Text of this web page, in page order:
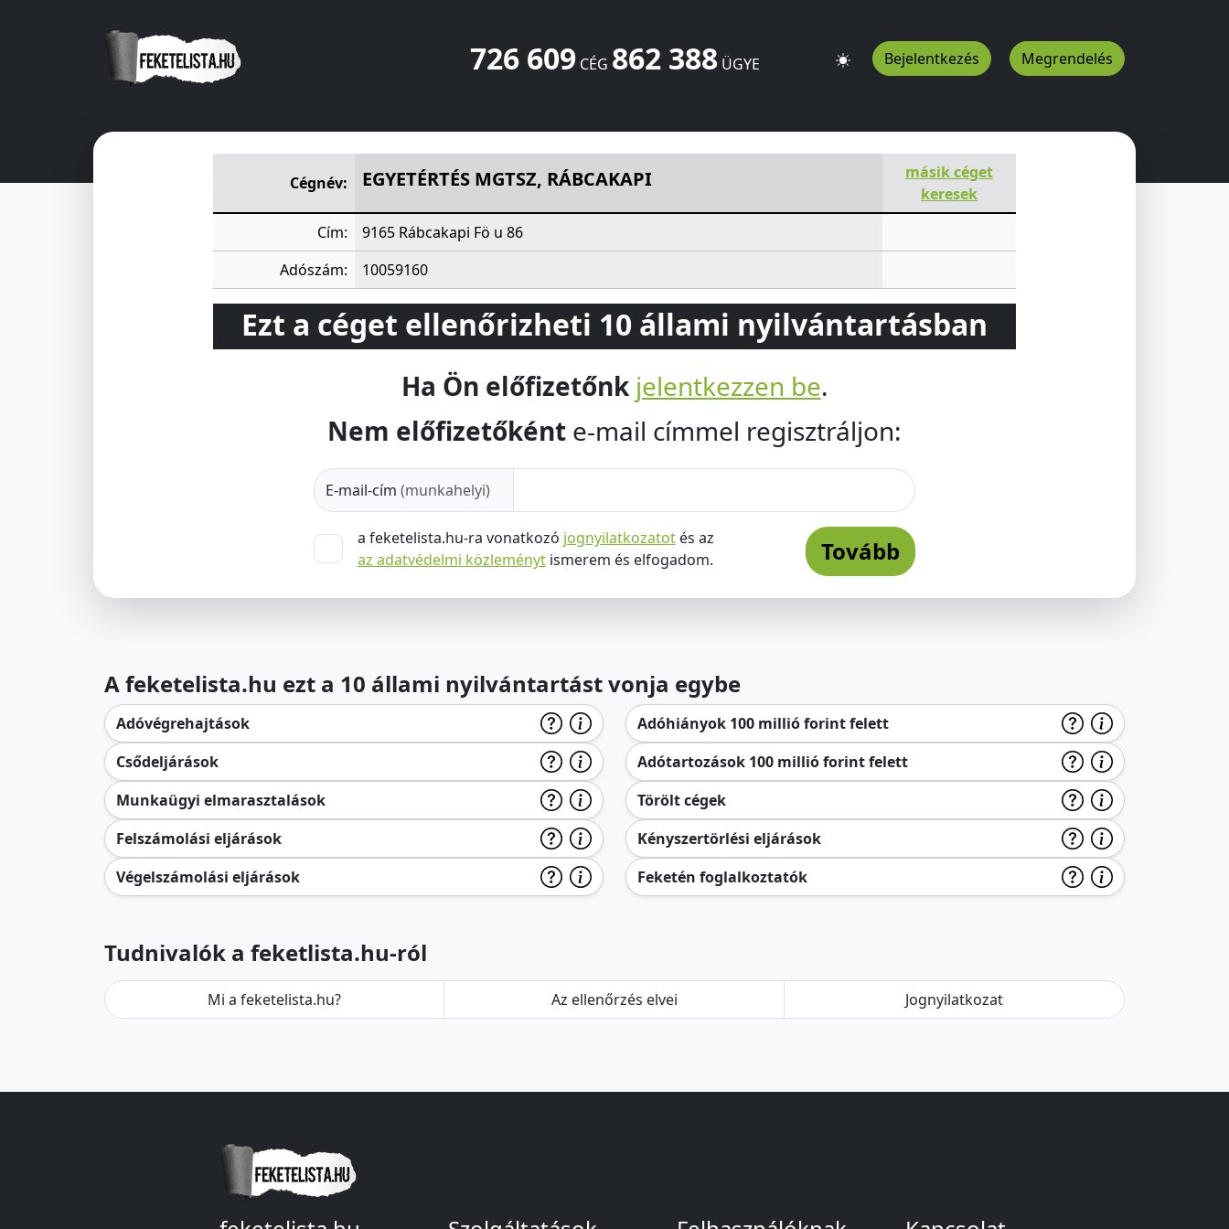
726 609CÉG 862 388ÜGYE Bejelentkezés Megrendelés
Cégnév:
EGYETÉRTÉS MGTSZ, RÁBCAKAPI
másik céget
keresek
Cím:
9165 Rábcakapi Fö u 86
Adószám:
10059160
Ezt a céget ellenőrizheti 10 állami nyilvántartásban
Ha Ön előfizetőnk jelentkezzen be.
Nem előfizetőként e-mail címmel regisztráljon:
E-mail-cím (munkahelyi)
a feketelista.hu-ra vonatkozó jognyilatkozatotés az
az adatvédelmi közleménytismerem és elfogadom. Tovább
A feketelista.hu ezt a 10 állami nyilvántartást vonja egybe
Adóvégrehajtások
Csődeljárások
Munkaügyi elmarasztalások
Felszámolási eljárások
Végelszámolási eljárások
Adóhiányok 100 millió forint felett
Adótartozások 100 millió forint felett
Törölt cégek
Kényszertörlési eljárások
Feketén foglalkoztatók
Tudnivalók a feketlista.hu-ról
Mi a feketelista.hu? Az ellenőrzés elvei Jognyilatkozat